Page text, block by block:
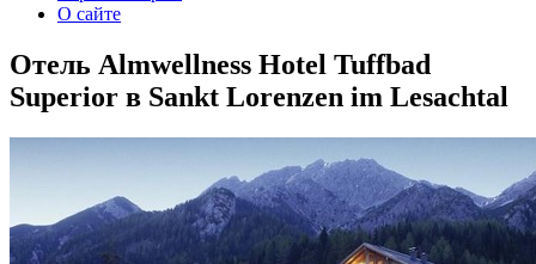
О сайте
Отель Almwellness Hotel Tuffbad
Superior в Sankt Lorenzen im Lesachtal